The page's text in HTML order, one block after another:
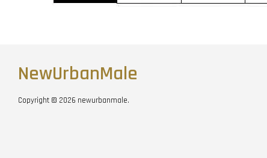
NewUrbanMale
Copyright © 2026 newurbanmale.